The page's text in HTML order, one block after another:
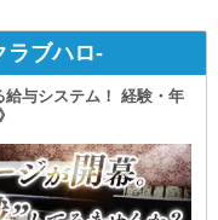
ラブハロ-
給与システム！ 経験・年